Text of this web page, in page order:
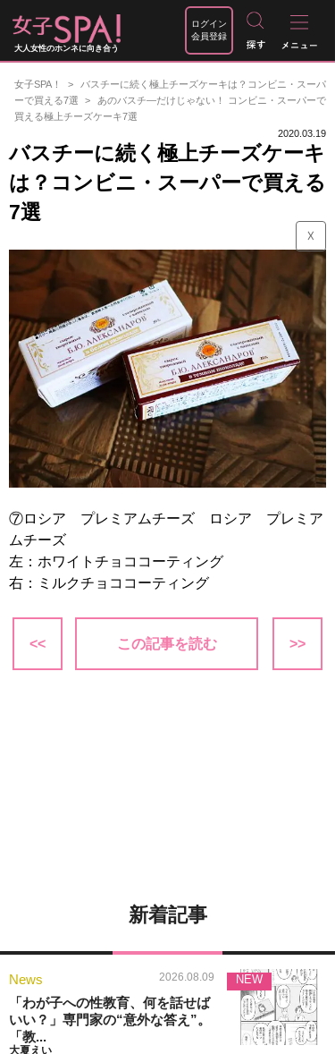
大人女性のホンネに向き合う
ログイン
会員登録
女子SPA！
バスチーに続く極上チーズケーキは？コンビニ・スーパ
ーで買える7選
あのバスチ―だけじゃない！ コンビニ・スーパーで
買える極上チーズケーキ7選
2020.03.19
バスチーに続く極上チーズケーキ
は？コンビニ・スーパーで買える
7選
☓
⑦ロシア プレミアムチーズ ロシア プレミア
ムチーズ
左：ホワイトチョココーティング
右：ミルクチョココーティング
<< この記事を読む >>
新着記事
News 2026.08.09
「わが子への性教育、何を話せば
いい？」専門家の“意外な答え”。
「教...
大夏えい
NEW